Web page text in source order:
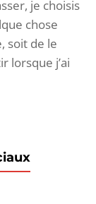
je choisis
chose
soit de le
lorsque j’ai